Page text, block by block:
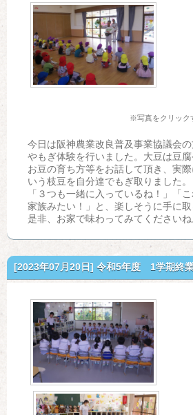
※写真をクリック
今日は阪神農業改良普及事業協議会
やもぎ体験を行いました。大豆は豆腐
お豆の育ち方等をお話して頂き、実
いう枝豆を自分達でもぎ取りました。
「３つも一緒に入っているね！」「
家族みたい！」と、楽しそうに手に取
是非、お家で味わってみてくださいね
[2023年07月20日] 令和5年度 1学期終